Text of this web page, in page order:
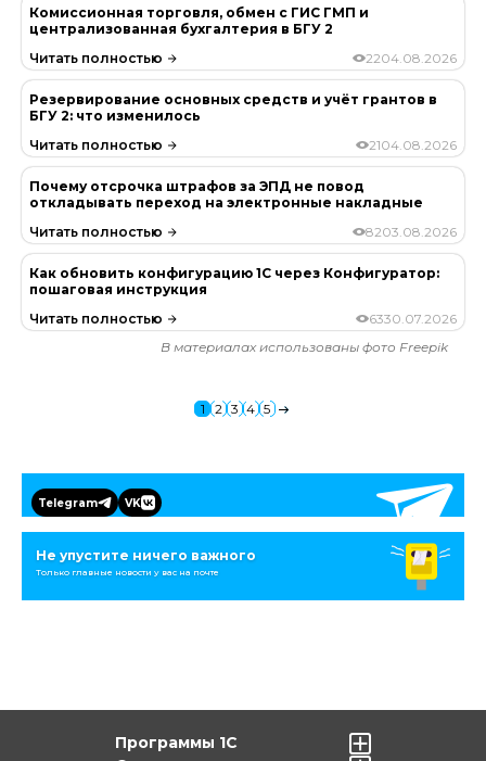
Комиссионная торговля, обмен с ГИС ГМП и
централизованная бухгалтерия в БГУ 2
Читать полностью
2204.08.2026
Резервирование основных средств и учёт грантов в
БГУ 2: что изменилось
Читать полностью
2104.08.2026
Почему отсрочка штрафов за ЭПД не повод
откладывать переход на электронные накладные
Читать полностью
8203.08.2026
Как обновить конфигурацию 1С через Конфигуратор:
пошаговая инструкция
Читать полностью
6330.07.2026
В материалах использованы фото Freepik
1 2 3 4 5
Telegram VK
Не упустите ничего важного
Только главные новости у вас на почте
Программы 1С